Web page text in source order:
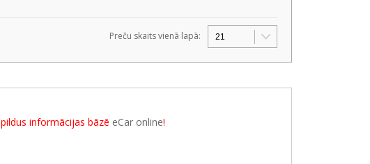
Preču skaits vienā lapā:
informācijas bāzē eCar online!